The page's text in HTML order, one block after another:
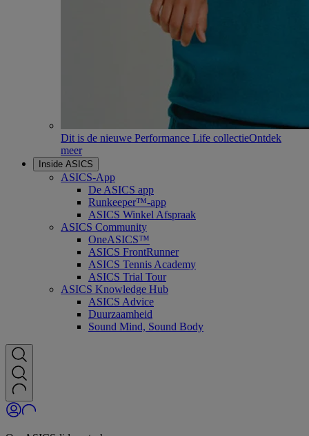
Dit is de nieuwe Performance Life collectieOntdek
meer
Inside ASICS
ASICS-App
De ASICS app
Runkeeper™-app
ASICS Winkel Afspraak
ASICS Community
OneASICS™
ASICS FrontRunner
ASICS Tennis Academy
ASICS Trial Tour
ASICS Knowledge Hub
ASICS Advice
Duurzaamheid
Sound Mind, Sound Body